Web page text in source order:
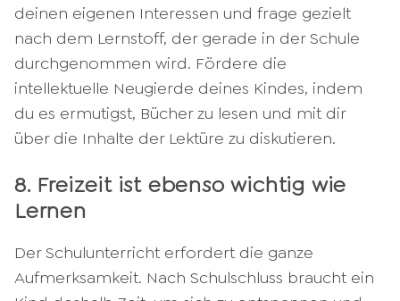
deinen eigenen Interessen und frage gezielt
nach dem Lernstoff, der gerade in der Schule
durchgenommen wird. Fördere die
intellektuelle Neugierde deines Kindes, indem
du es ermutigst, Bücher zu lesen und mit dir
über die Inhalte der Lektüre zu diskutieren.
8. Freizeit ist ebenso wichtig wie
Lernen
Der Schulunterricht erfordert die ganze
Aufmerksamkeit. Nach Schulschluss braucht ein